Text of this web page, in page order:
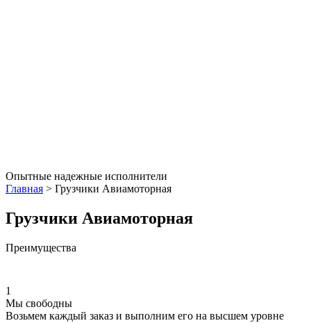
Опытные надежные исполнители
Главная > Грузчики Авиамоторная
Грузчики Авиамоторная
Преимущества
1
Мы свободны
Возьмем каждый заказ и выполним его на высшем уровне